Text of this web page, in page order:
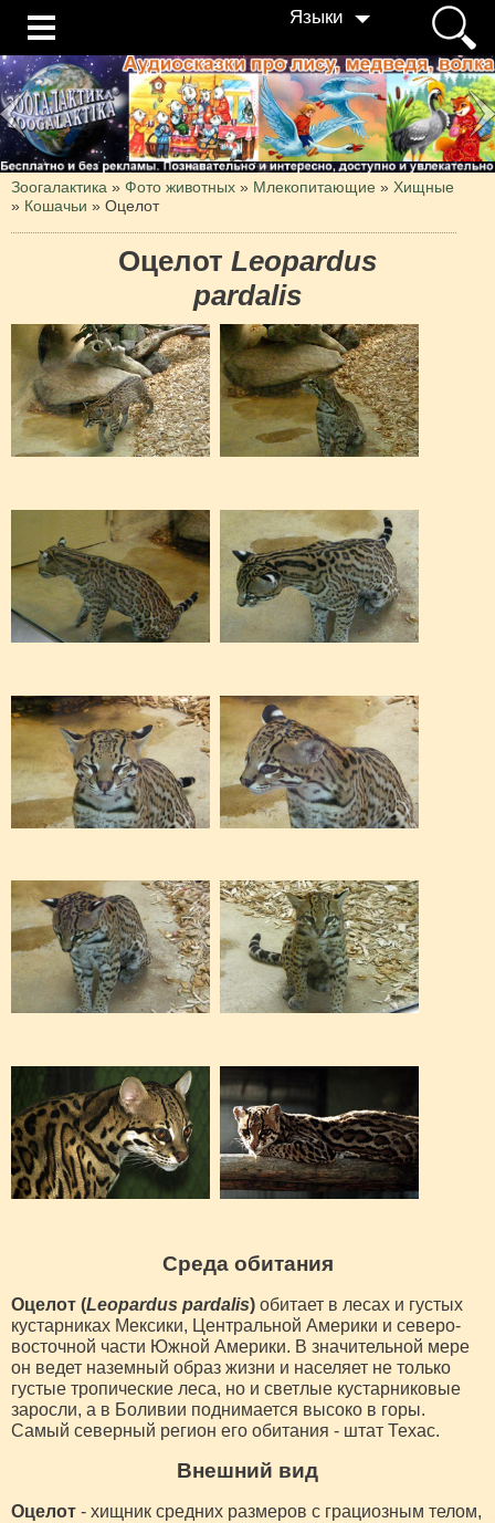
Языки
Зоогалактика » Фото животных » Млекопитающие » Хищные
» Кошачьи » Оцелот
Оцелот Leopardus
pardalis
Среда обитания
Оцелот (Leopardus pardalis) обитает в лесах и густых
кустарниках Мексики, Центральной Америки и северо-
восточной части Южной Америки. В значительной мере
он ведет наземный образ жизни и населяет не только
густые тропические леса, но и светлые кустарниковые
заросли, а в Боливии поднимается высоко в горы.
Самый северный регион его обитания - штат Техас.
Внешний вид
Оцелот - хищник средних размеров с грациозным телом,